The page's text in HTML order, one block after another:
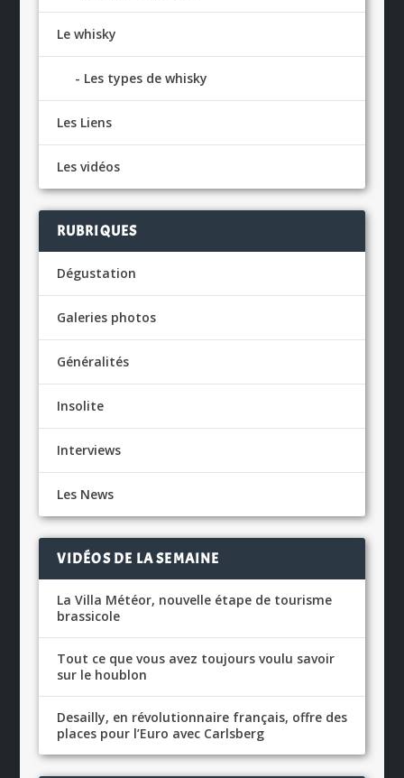
Le whisky
Les types de whisky
Les Liens
Les vidéos
RUBRIQUES
Dégustation
Galeries photos
Généralités
Insolite
Interviews
Les News
VIDÉOS DE LA SEMAINE
La Villa Météor, nouvelle étape de tourisme
brassicole
Tout ce que vous avez toujours voulu savoir
sur le houblon
Desailly, en révolutionnaire français, offre des
places pour l’Euro avec Carlsberg